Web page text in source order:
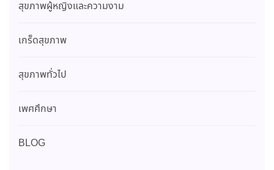
สุขภาพผู้หญิงและความงาม
เกร็ดสุขภาพ
สุขภาพทั่วไป
เพศศึกษา
BLOG